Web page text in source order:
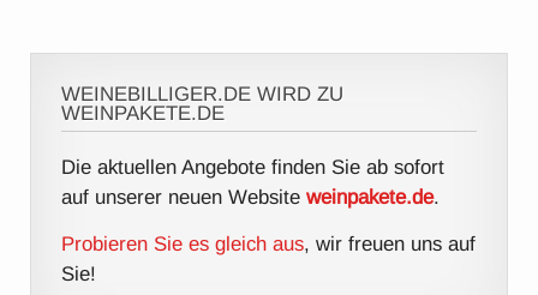
WEINEBILLIGER.DE WIRD ZU
WEINPAKETE.DE
Die aktuellen Angebote finden Sie ab sofort
auf unserer neuen Websiteweinpakete.de.
Probieren Sie es gleich aus, wir freuen uns auf
Sie!